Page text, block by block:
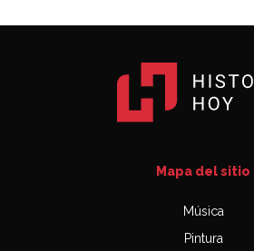
Mapa del sitio
Música
Pintura